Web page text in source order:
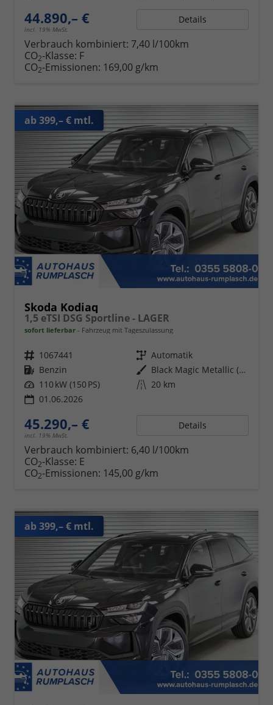
44.890,– €
incl. 19% MwSt.
Details
Verbrauch kombiniert: 7,40 l/100km
CO2-Klasse: F
CO2-Emissionen: 169,00 g/km
ab 399,– € mtl.
Skoda Kodiaq
1,5 eTSI DSG Sportline - LAGER
sofort lieferbar Fahrzeug mit Tageszulassung
Fahrzeugnr. 1067441 Getriebe Automatik
Kraftstoff Benzin Außenfarbe
Black Magic Metallic (1Z)
Leistung 110 kW (150 PS) Kilometerstand 20 km
01.06.2026
45.290,– €
incl. 19% MwSt.
Details
Verbrauch kombiniert: 6,40 l/100km
CO2-Klasse: E
CO2-Emissionen: 145,00 g/km
ab 399,– € mtl.